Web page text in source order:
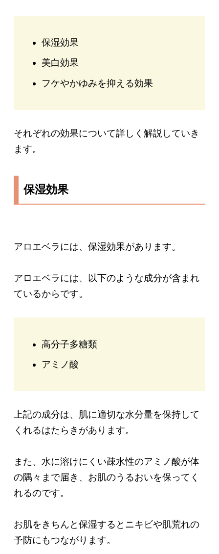
保湿効果
美白効果
フケやかゆみを抑える効果
それぞれの効果について詳しく解説していき
ます。
保湿効果
アロエベラには、保湿効果があります。
アロエベラには、以下のような成分が含まれ
ているからです。
高分子多糖類
アミノ酸
上記の成分は、肌に適切な水分量を保持して
くれるはたらきがあります。
また、水に溶けにくい疎水性のアミノ酸が体
の隅々まで届き、お肌のうるおいを保ってく
れるのです。
お肌をきちんと保湿するとニキビや肌荒れの
予防にもつながります。